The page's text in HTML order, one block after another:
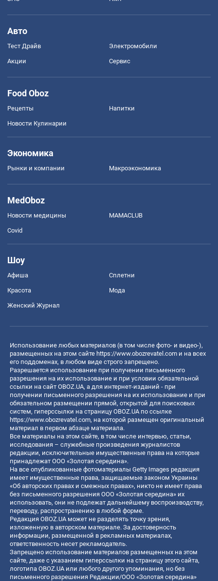
Авто
Тест Драйв Электромобили
Акции Сервис
Food Oboz
Рецепты Напитки
Новости Кулинарии
Экономика
Рынки и компании Mакроэкономика
MedOboz
Новости медицины MAMACLUB
Covid
Шоу
Афиша Сплетни
Красота Мода
Женский Журнал
Использование любых материалов (в том числе фото- и видео-),
размещенных на этом сайте https://www.obozrevatel.com и на всех
его поддоменах, в любом виде строго запрещено.
Разрешается использование при получении письменного
разрешения на их использование и при условии обязательной
ссылки на сайт OBOZ.UA, а для интернет-изданий - при
получении письменного разрешения на их использование и при
обязательном размещении прямой, открытой для поисковых
систем, гиперссылки на страницу OBOZ.UA по ссылке
https://www.obozrevatel.com, на которой размещен оригинальный
материал в первом абзаце материала.
Все материалы на этом сайте, в том числе интервью, статьи,
исследования – служебные произведения журналистов
редакции, исключительные имущественные права на которые
принадлежат ООО «Золотая середина».
На все опубликованные фотоматериалы Getty Images редакция
имеет имущественные права, защищаемые законом Украины
«Об авторских правах и смежных правах», никто не имеет права
без письменного разрешения ООО «Золотая середина» их
использовать, они не подлежат дальнейшему воспроизводству,
переводу, распространению в любой форме.
Редакция OBOZ.UA может не разделять точку зрения,
изложенную в авторском материале. За достоверность
информации, размещенной в рекламных материалах,
ответственность несет рекламодатель.
Запрещено использование материалов размещенных на этом
сайте, даже с указанием гиперссылки на страницу этого сайта,
логотипа OBOZ.UA или любого другого упоминания, но без
письменного разрешения Редакции/ООО «Золотая середина»